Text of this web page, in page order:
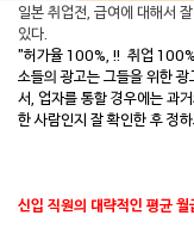
일본 취업전, 급여에 대해서
있다.
"허가율 100%, !! 취업
소들의 광고는 그들을 위한
서, 업자를 통할 경우에는 과
한 사람인지 잘 확인한 후 정
신입 직원의 대략적인 평균 월